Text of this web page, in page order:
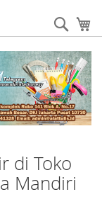
di Toko
Mandiri